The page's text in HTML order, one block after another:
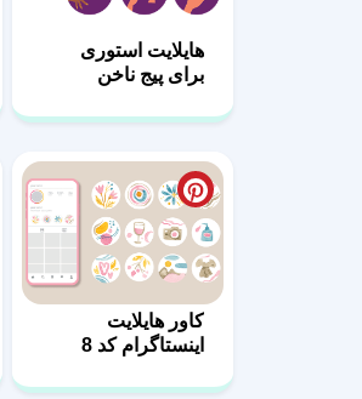
هایلایت استوری
برای پیج ناخن
کاور هایلایت
اینستاگرام کد 8